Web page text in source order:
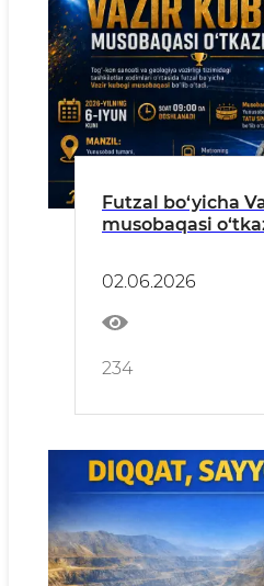
Futzal bo‘yicha
musobaqasi
02.06.2026
234